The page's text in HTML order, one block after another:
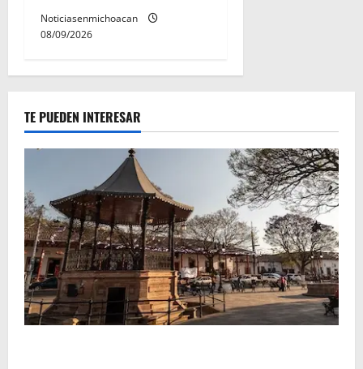
Noticiasenmichoacan
08/09/2026
TE PUEDEN INTERESAR